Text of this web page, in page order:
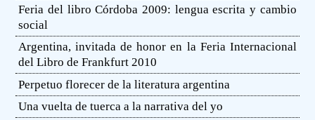
Feria del libro Córdoba 2009: lengua escrita y cambio
social
Argentina, invitada de honor en la Feria Internacional
del Libro de Frankfurt 2010
Perpetuo florecer de la literatura argentina
Una vuelta de tuerca a la narrativa del yo